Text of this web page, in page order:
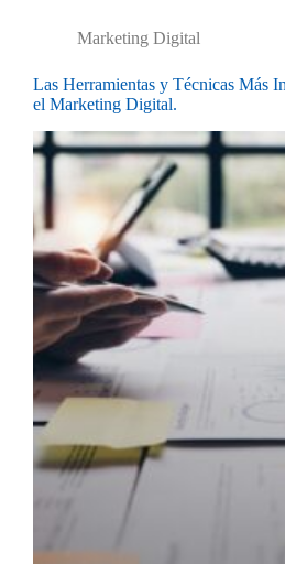
Marketing Digital
Las Herramientas y Técnicas Más
el Marketing Digital.